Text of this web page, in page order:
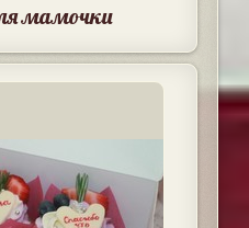
мамочки